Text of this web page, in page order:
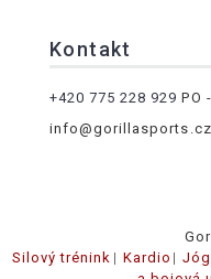
Kontakt
+420 775 228 929 PO
info@gorillasports.cz
Silový trénink
Kardio